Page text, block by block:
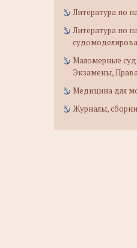
Литература по
Литература по
Маломерные
Экзамены,
Медицина для
Журналы,